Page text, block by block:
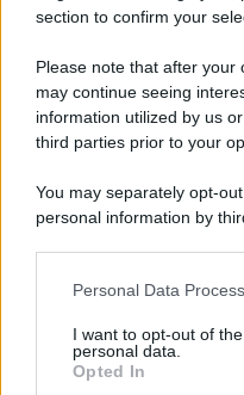
section to confirm your
Please note that after your
may continue seeing
information utilized by us
third parties prior to your
You may separately opt-
personal information by
This information may also
disclose it to other third
Please note that this
Personal Data
I want to opt-out of
personal data.
Opted In
Gameland
Scoop Mag
Lgbtqia News
Motors Magazine 365
Home Magazine 365
Cineverse Magazine